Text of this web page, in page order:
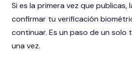
Si es la primera vez que
confirmar tu verificación
continuar. Es un paso de un solo
una vez.